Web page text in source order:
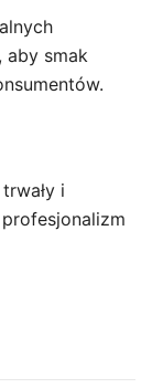
aby smak
i